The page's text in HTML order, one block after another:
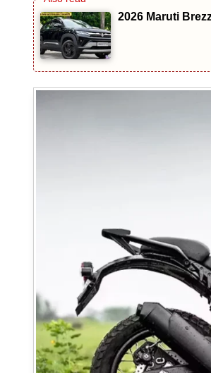
2026 Maruti